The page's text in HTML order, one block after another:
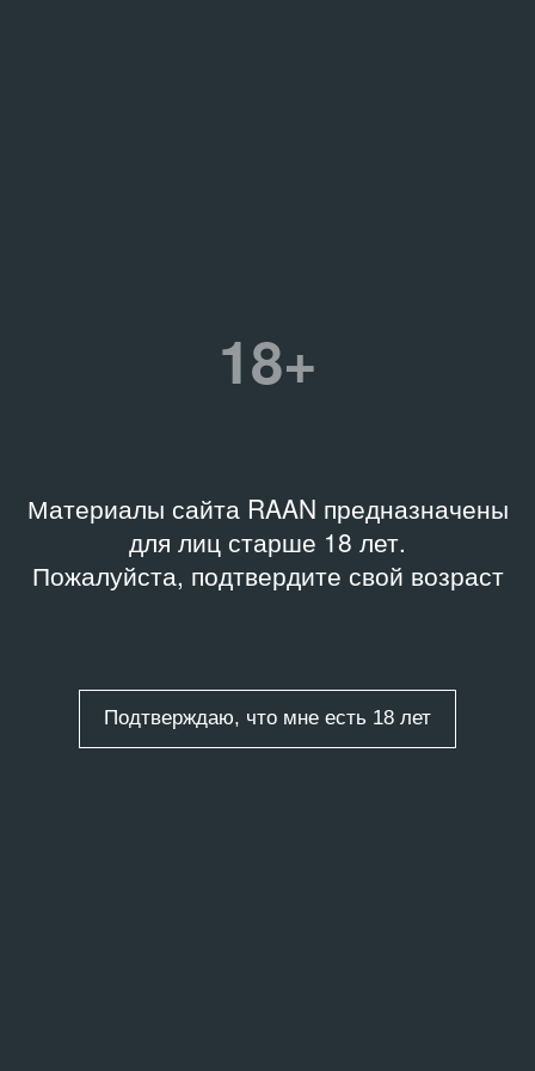
18+
Материалы сайта RAAN предназначены
для лиц старше 18 лет.
Пожалуйста, подтвердите свой возраст
Подтверждаю, что мне есть 18 лет